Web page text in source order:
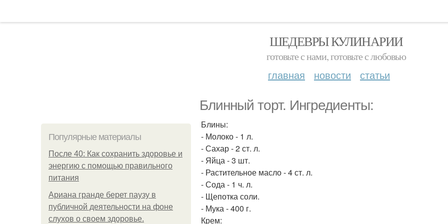
ШЕДЕВРЫ КУЛИНАРИИ
готовьте с нами, готовьте с любовью
главная новости статьи
Блинный торт. Ингредиенты:
Популярные материалы
После 40: Как сохранить здоровье и
энергию с помощью правильного
питания
Ариана гранде берет паузу в
публичной деятельности на фоне
слухов о своем здоровье.
Блины:
- Молоко - 1 л.
- Сахар - 2 ст. л.
- Яйца - 3 шт.
- Растительное масло - 4 ст. л.
- Сода - 1 ч. л.
- Щепотка соли.
- Мука - 400 г.
Крем: